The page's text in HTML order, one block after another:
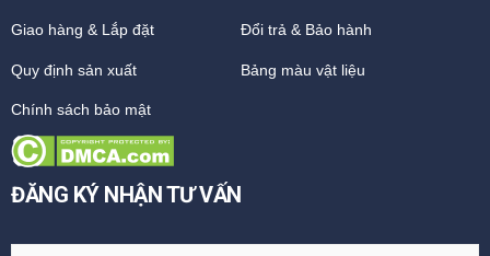
Giao hàng & Lắp đặt Đổi trả & Bảo hành
Quy định sản xuất Bảng màu vật liệu
Chính sách bảo mật
ĐĂNG KÝ NHẬN TƯ VẤN